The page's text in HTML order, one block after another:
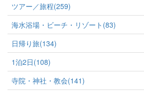
ツアー／旅程(259)
海水浴場・ビーチ・リゾート(83)
日帰り旅(134)
1泊2日(108)
寺院・神社・教会(141)